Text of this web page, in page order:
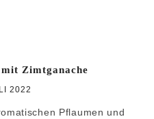
Zimtganache
2022
Pflaumen und